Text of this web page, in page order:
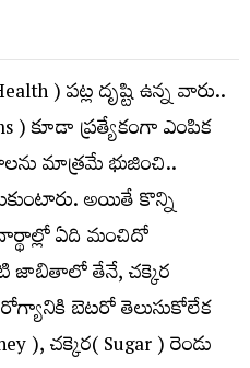
) ప‌ట్ల దృష్టి ఉన్న వారు..
) కూడా ప్ర‌త్యేకంగా ఎంపిక
మాత్ర‌మే భుజించి..
అయితే కొన్ని
ఏది మంచిదో
జాబితాలో తేనే, చక్కెర
బెట‌రో తెలుసుకోలేక
), చ‌క్కెర( Sugar ) రెండు